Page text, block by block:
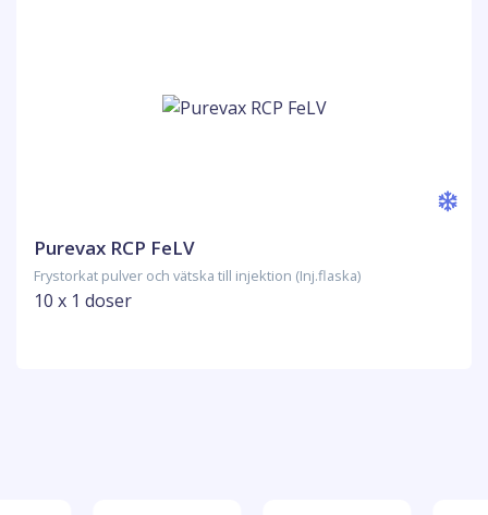
Purevax RCP FeLV
Frystorkat pulver och vätska till injektion (Inj.flaska)
10 x 1 doser